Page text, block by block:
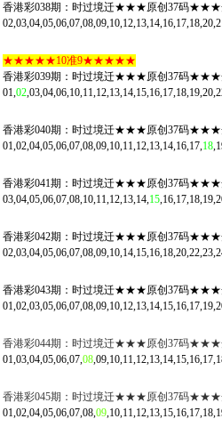
香港彩038期：时过境迁★★★原创37码★★★
★★★★★10准9★★★★★
香港彩039期：时过境迁★★★原创37码★★★
01,02
香港彩040期：时过境迁★★★原创37码★★★
01,02,04,05,06,07,08,09,10,11,12,13,14,16,17,18
香港彩041期：时过境迁★★★原创37码★★★
03,04,05,06,07,08,10,11,12,13,14,15
香港彩042期：时过境迁★★★原创37码★★★
香港彩043期：时过境迁★★★原创37码★★★
香港彩044期：时过境迁★★★原创37码★★★
01,03,04,05,06,07,08
香港彩045期：时过境迁★★★原创37码★★★
01,02,04,05,06,07,08,09